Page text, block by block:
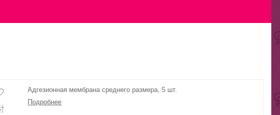
Адгезионная мембрана среднего размера, 5 шт.
Подробнее